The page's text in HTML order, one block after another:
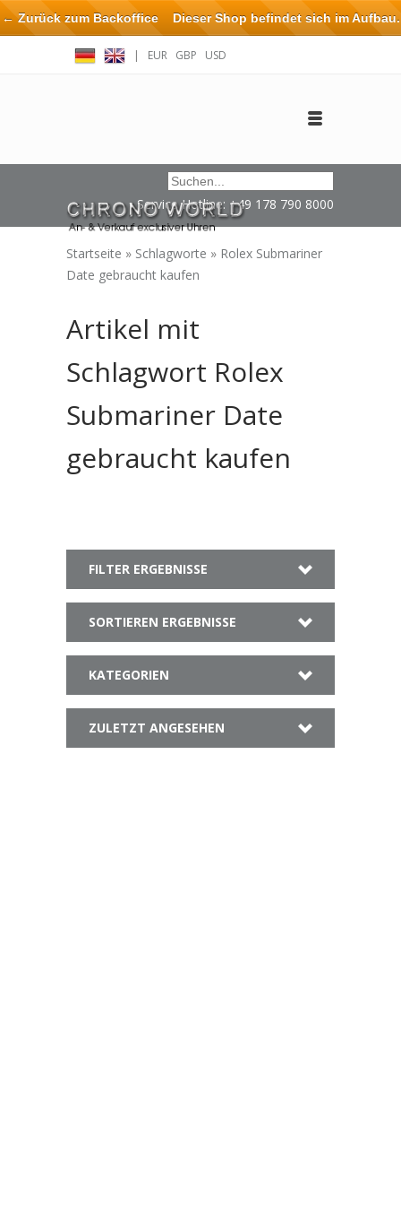
| EUR GBP USD
Service Hotline: +49 178 790 8000
Startseite » Schlagworte » Rolex Submariner
Date gebraucht kaufen
Artikel mit
Schlagwort Rolex
Submariner Date
gebraucht kaufen
FILTER ERGEBNISSE
SORTIEREN ERGEBNISSE
KATEGORIEN
ZULETZT ANGESEHEN
← Zurück zum BackofficeDieser Shop befindet sich im Aufbau.
Eventuell können nicht alle Bestellungen eingehalten oder erfüllt